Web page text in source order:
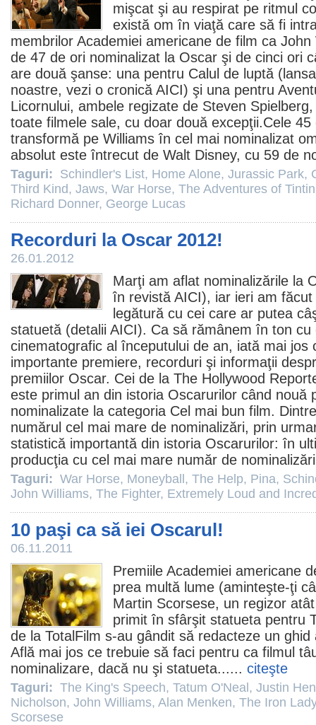
mişcat şi au respirat pe ritmul
există om în viaţă care să fi
membrilor Academiei americane de film ca John
de 47 de ori nominalizat la Oscar şi de cinci ori
are două şanse: una pentru Calul de luptă
noastre, vezi o cronică AICI) şi una pentru
Licornului, ambele regizate de Steven Spielberg
toate filmele sale, cu doar două excepţii.Cele
transformă pe Williams în cel mai nominalizat
absolut este întrecut de Walt Disney, cu 59 de
Taguri: Schindler's List, Home Alone, Jurassic Park,
Third Kind, Jaws, War Horse, The Adventures of Tintin
Richard Donner, George Lucas
Recorduri la Oscar 2012!
26.01.2012
Marţi am aflat nominalizările la
în revistă AICI), iar ieri am
legătură cu cei care ar putea
statuetă (detalii AICI). Ca să rămânem în ton
cinematografic al începutului de an, iată mai jos
importante premiere, recorduri şi informaţii
premiilor Oscar. Cei de la The Hollywood
este primul an din istoria Oscarurilor când nouă
nominalizate la categoria Cel mai bun film.
numărul cel mai mare de nominalizări, prin
statistică importantă din istoria Oscarurilor: în
producţia cu cel mai mare număr de
Taguri: War Horse, Moneyball , The Help, Pina,
John Williams, The Fighter, Extremely Loud and
10 paşi ca să iei Oscarul!
06.11.2011
Premiile Academiei americane
prea multă lume (aminteşte-ţi
Martin Scorsese, un regizor
primit în sfârşit statueta pentru
de la TotalFilm s-au gândit să redacteze un
Află mai jos ce trebuie să faci pentru ca filmul
nominalizare, dacă nu şi statueta... ... citeşte
Taguri: The King's Speech, Tatum O'Neal , Justin
Nicholson, John Williams, Alan Menken, The Iron Lady
Scorsese